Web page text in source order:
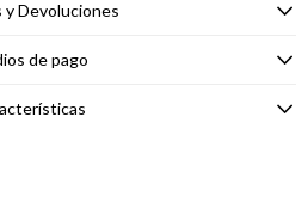
y Devoluciones
de pago